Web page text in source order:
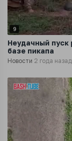
9
Неудачный пуск
базе пикапа
Новости 2 года назад